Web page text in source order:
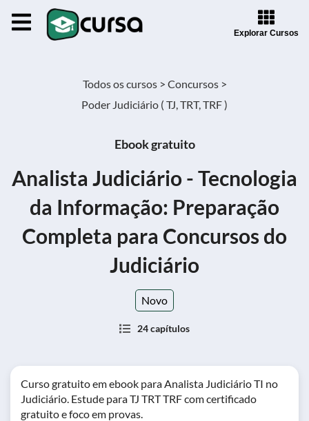
Explorar Cursos
Todos os cursos > Concursos >
Poder Judiciário ( TJ, TRT, TRF )
Ebook gratuito
Analista Judiciário - Tecnologia
da Informação: Preparação
Completa para Concursos do
Judiciário
Novo
24 capítulos
Curso gratuito em ebook para Analista Judiciário TI no
Judiciário. Estude para TJ TRT TRF com certificado
gratuito e foco em provas.